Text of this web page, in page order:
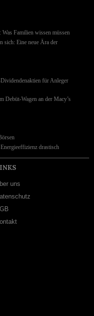
Familien wissen müssen
sich: Eine neue Ära der
für Anleger
Debüt-Wagen an der Macy’s
drastisch
uns